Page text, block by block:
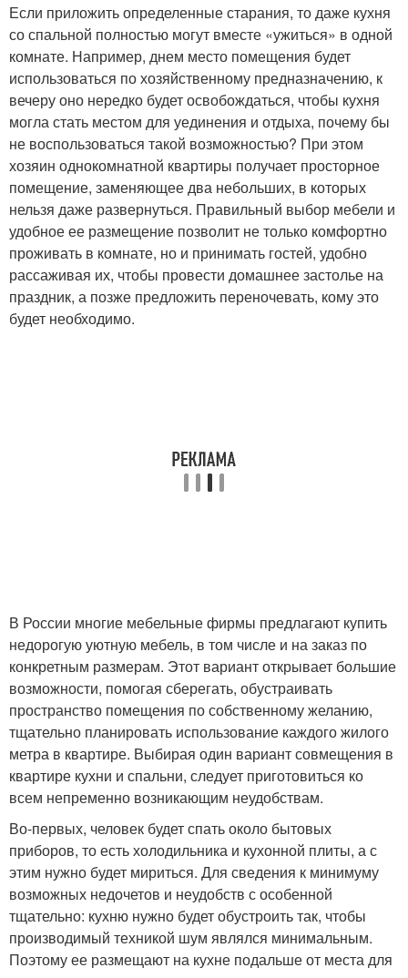
Если приложить определенные старания, то даже кухня
со спальной полностью могут вместе «ужиться» в одной
комнате. Например, днем место помещения будет
использоваться по хозяйственному предназначению, к
вечеру оно нередко будет освобождаться, чтобы кухня
могла стать местом для уединения и отдыха, почему бы
не воспользоваться такой возможностью? При этом
хозяин однокомнатной квартиры получает просторное
помещение, заменяющее два небольших, в которых
нельзя даже развернуться. Правильный выбор мебели и
удобное ее размещение позволит не только комфортно
проживать в комнате, но и принимать гостей, удобно
рассаживая их, чтобы провести домашнее застолье на
праздник, а позже предложить переночевать, кому это
будет необходимо.
В России многие мебельные фирмы предлагают купить
недорогую уютную мебель, в том числе и на заказ по
конкретным размерам. Этот вариант открывает большие
возможности, помогая сберегать, обустраивать
пространство помещения по собственному желанию,
тщательно планировать использование каждого жилого
метра в квартире. Выбирая один вариант совмещения в
квартире кухни и спальни, следует приготовиться ко
всем непременно возникающим неудобствам.
Во-первых, человек будет спать около бытовых
приборов, то есть холодильника и кухонной плиты, а с
этим нужно будет мириться. Для сведения к минимуму
возможных недочетов и неудобств с особенной
тщательно: кухню нужно будет обустроить так, чтобы
производимый техникой шум являлся минимальным.
Поэтому ее размещают на кухне подальше от места для